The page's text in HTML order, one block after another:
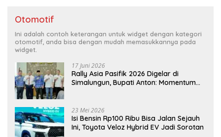
Otomotif
Ini adalah contoh keterangan untuk widget dengan kategori
otomotif, anda bisa dengan mudah memasukkannya pada
widget.
17 Juni 2026
Rally Asia Pasifik 2026 Digelar di
Simalungun, Bupati Anton: Momentum
23 Mei 2026
Isi Bensin Rp100 Ribu Bisa Jalan Sejauh
Ini, Toyota Veloz Hybrid EV Jadi Sorotan